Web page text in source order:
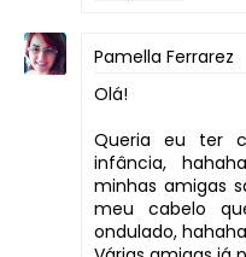
Pamella Ferrarez
Olá!
Queria eu ter
infância,
minhas amigas
meu cabelo
ondulado,